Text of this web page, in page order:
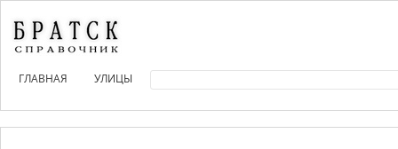
ГЛАВНАЯ УЛИЦЫ